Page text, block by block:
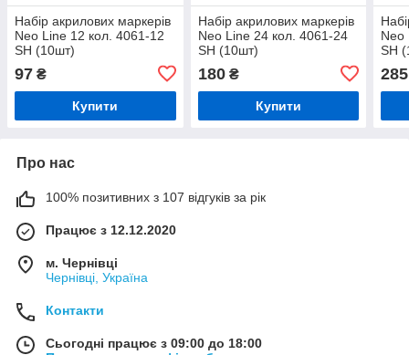
Набір акрилових маркерів
Neo Line 12 кол. 4061-12
SH (10шт)
97 ₴
Купити
Набір акрилових маркерів
Neo Line 24 кол. 4061-24
SH (10шт)
180₴
Купити
Neo
SH
285
Про нас
100% позитивних з 107 відгуків за рік
Працює з 12.12.2020
м. Чернівці
Чернівці, Україна
Контакти
Сьогодні працює з 09:00 до 18:00